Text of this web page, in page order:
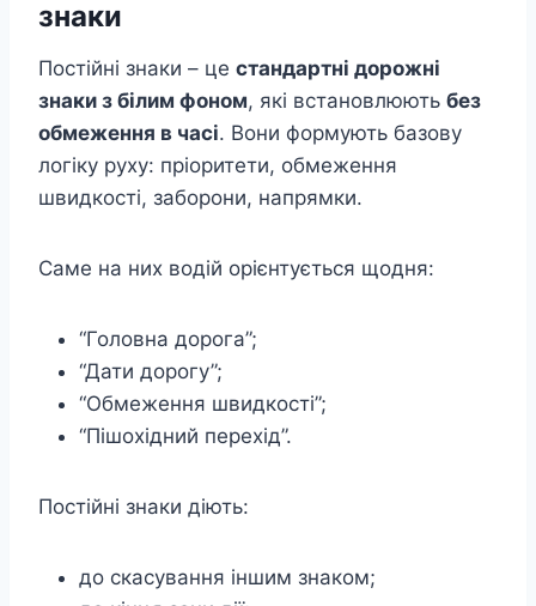
знаки
Постійні знаки – це стандартні дорожні
знаки з білим фоном, які встановлюють без
обмеження в часі. Вони формують базову
логіку руху: пріоритети, обмеження
швидкості, заборони, напрямки.
Саме на них водій орієнтується щодня:
“Головна дорога”;
“Дати дорогу”;
“Обмеження швидкості”;
“Пішохідний перехід”.
Постійні знаки діють:
до скасування іншим знаком;